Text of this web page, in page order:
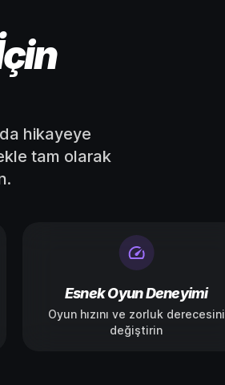
da hikayeye
tam olarak
Esnek Oyun Deneyimi
Oyun hızını ve zorluk derecesini
değiştirin